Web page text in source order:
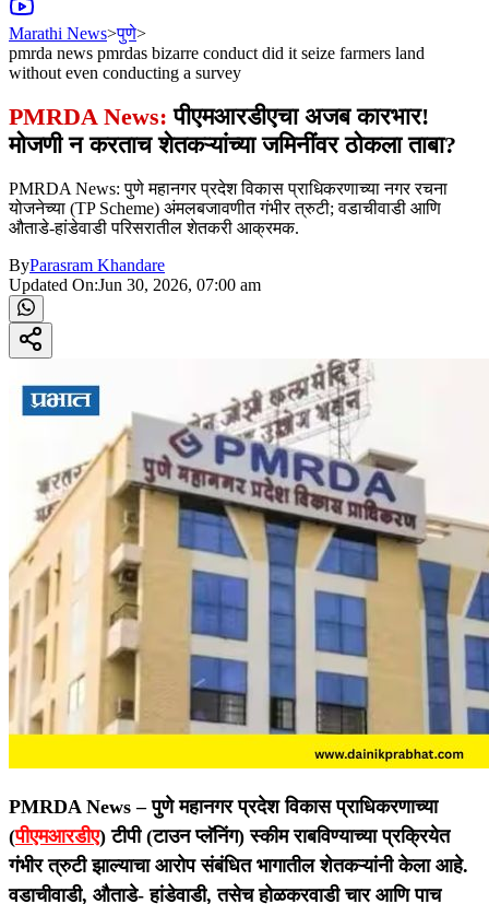
Marathi News>पुणे>
pmrda news pmrdas bizarre conduct did it seize farmers land
without even conducting a survey
PMRDA News: पीएमआरडीएचा अजब कारभार!
मोजणी न करताच शेतकऱ्यांच्या जमिनींवर ठोकला ताबा?
PMRDA News: पुणे महानगर प्रदेश विकास प्राधिकरणाच्या नगर रचना
योजनेच्या (TP Scheme) अंमलबजावणीत गंभीर त्रुटी; वडाचीवाडी आणि
औताडे-हांडेवाडी परिसरातील शेतकरी आक्रमक.
ByParasram Khandare
Updated On:Jun 30, 2026, 07:00 am
PMRDA News –पुणे महानगर प्रदेश विकास प्राधिकरणाच्या
(पीएमआरडीए) टीपी (टाउन प्‍लॅनिंग) स्कीम राबविण्याच्या प्रक्रियेत
गंभीर त्रुटी झाल्याचा आरोप संबंधित भागातील शेतकऱ्यांनी केला आहे.
वडाचीवाडी, औताडे- हांडेवाडी, तसेच होळकरवाडी चार आणि पाच